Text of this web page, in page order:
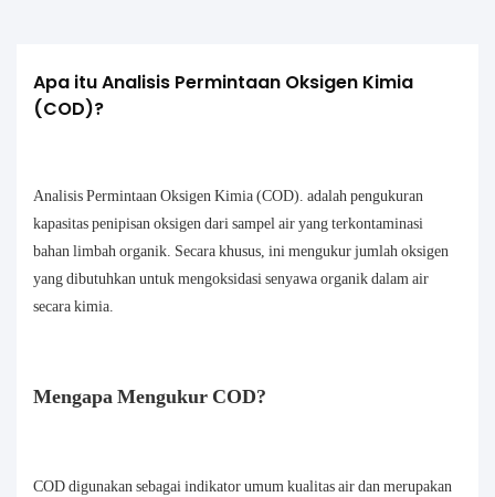
Apa itu Analisis Permintaan Oksigen Kimia
(COD)?
Analisis Permintaan Oksigen Kimia (COD). adalah pengukuran
kapasitas penipisan oksigen dari sampel air yang terkontaminasi
bahan limbah organik. Secara khusus, ini mengukur jumlah oksigen
yang dibutuhkan untuk mengoksidasi senyawa organik dalam air
secara kimia.
Mengapa Mengukur COD?
COD digunakan sebagai indikator umum kualitas air dan merupakan